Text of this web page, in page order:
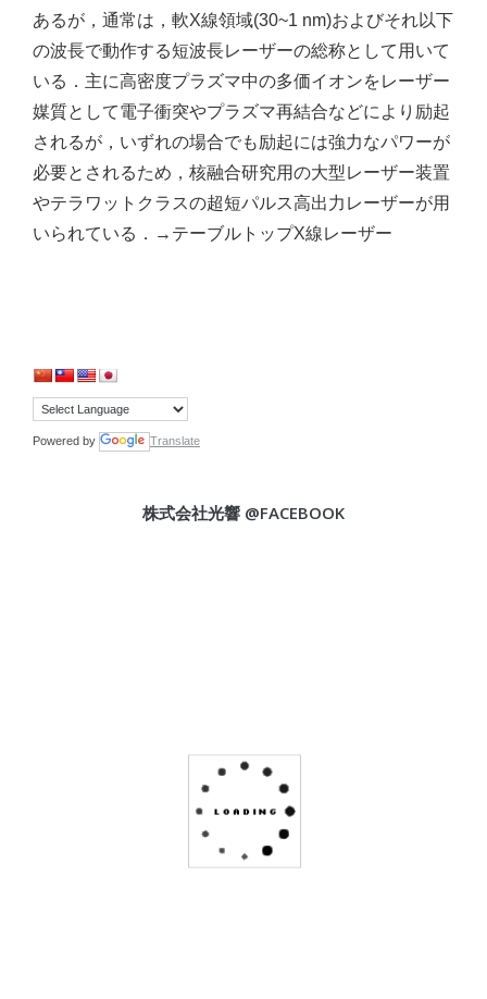
あるが，通常は，軟X線領域(30~1 nm)およびそれ以下
の波長で動作する短波長レーザーの総称として用いて
いる．主に高密度プラズマ中の多価イオンをレーザー
媒質として電子衝突やプラズマ再結合などにより励起
されるが，いずれの場合でも励起には強力なパワーが
必要とされるため，核融合研究用の大型レーザー装置
やテラワットクラスの超短パルス高出力レーザーが用
いられている．→テーブルトップX線レーザー
Powered by Translate
株式会社光響 @FACEBOOK